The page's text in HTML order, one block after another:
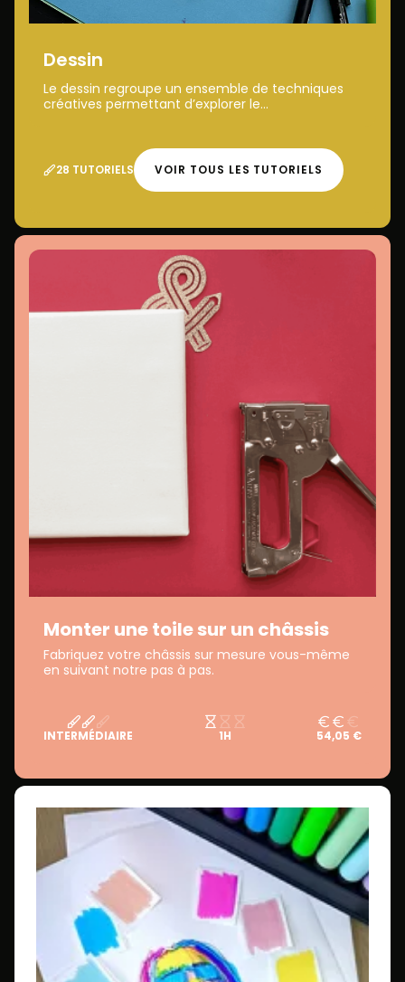
Dessin
Le dessin regroupe un ensemble de techniques
créatives permettant d’explorer le...
28 TUTORIELS VOIR TOUS LES TUTORIELS
Monter une toile sur un châssis
Fabriquez votre châssis sur mesure vous-même
en suivant notre pas à pas.
INTERMÉDIAIRE 1H 54,05 €